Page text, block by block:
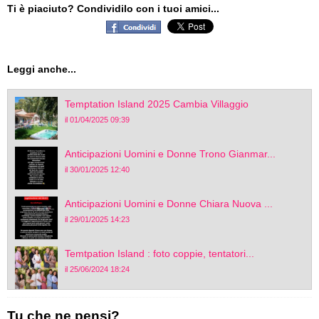
Ti è piaciuto? Condividilo con i tuoi amici...
Leggi anche...
Temptation Island 2025 Cambia Villaggio
il 01/04/2025 09:39
Anticipazioni Uomini e Donne Trono Gianmar...
il 30/01/2025 12:40
Anticipazioni Uomini e Donne Chiara Nuova ...
il 29/01/2025 14:23
Temtpation Island : foto coppie, tentatori...
il 25/06/2024 18:24
Tu che ne pensi?